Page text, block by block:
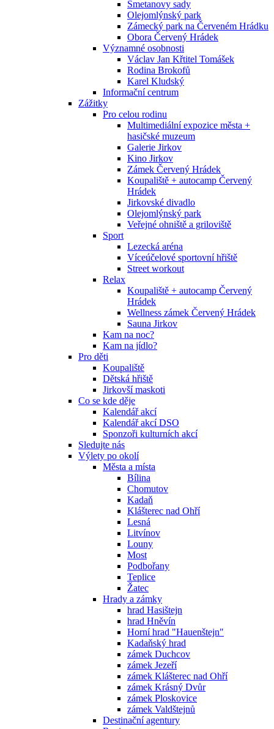
Smetanovy sady
Olejomlýnský park
Zámecký park na Červeném Hrádku
Obora Červený Hrádek
Významné osobnosti
Václav Jan Křtitel Tomášek
Rodina Brokofů
Karel Kludský
Informační centrum
Zážitky
Pro celou rodinu
Multimediální expozice města +
hasičské muzeum
Galerie Jirkov
Kino Jirkov
Zámek Červený Hrádek
Koupaliště + autocamp Červený
Hrádek
Jirkovské divadlo
Olejomlýnský park
Veřejné ohniště a griloviště
Sport
Lezecká aréna
Víceúčelové sportovní hřiště
Street workout
Relax
Koupaliště + autocamp Červený
Hrádek
Wellness zámek Červený Hrádek
Sauna Jirkov
Kam na noc?
Kam na jídlo?
Pro děti
Koupaliště
Dětská hřiště
Jirkovší maskoti
Co se kde děje
Kalendář akcí
Kalendář akcí DSO
Sponzoři kulturních akcí
Sledujte nás
Výlety po okolí
Města a místa
Bílina
Chomutov
Kadaň
Klášterec nad Ohří
Lesná
Litvínov
Louny
Most
Podbořany
Teplice
Žatec
Hrady a zámky
hrad Hasištejn
hrad Hněvín
Horní hrad "Hauenštejn"
Kadaňský hrad
zámek Duchcov
zámek Jezeří
zámek Klášterec nad Ohří
zámek Krásný Dvůr
zámek Ploskovice
zámek Valdštejnů
Destinační agentury